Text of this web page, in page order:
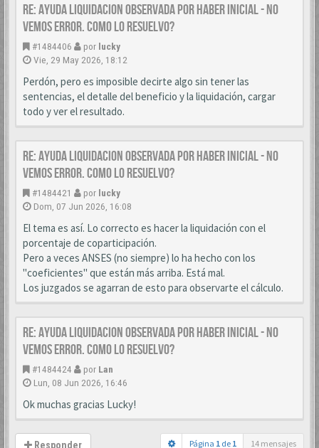
Re: AYUDA LIQUIDACION OBSERVADA POR HABER INICIAL - NO
VEMOS ERROR. COMO LO RESUELVO?
#1484406 por lucky
Vie, 29 May 2026, 18:12
Perdón, pero es imposible decirte algo sin tener las
sentencias, el detalle del beneficio y la liquidación, cargar
todo y ver el resultado.
Re: AYUDA LIQUIDACION OBSERVADA POR HABER INICIAL - NO
VEMOS ERROR. COMO LO RESUELVO?
#1484421 por lucky
Dom, 07 Jun 2026, 16:08
El tema es así. Lo correcto es hacer la liquidación con el
porcentaje de coparticipación.
Pero a veces ANSES (no siempre) lo ha hecho con los
"coeficientes" que están más arriba. Está mal.
Los juzgados se agarran de esto para observarte el cálculo.
Re: AYUDA LIQUIDACION OBSERVADA POR HABER INICIAL - NO
VEMOS ERROR. COMO LO RESUELVO?
#1484424 por Lan
Lun, 08 Jun 2026, 16:46
Ok muchas gracias Lucky!
Responder Página 1 de 1 14 mensajes